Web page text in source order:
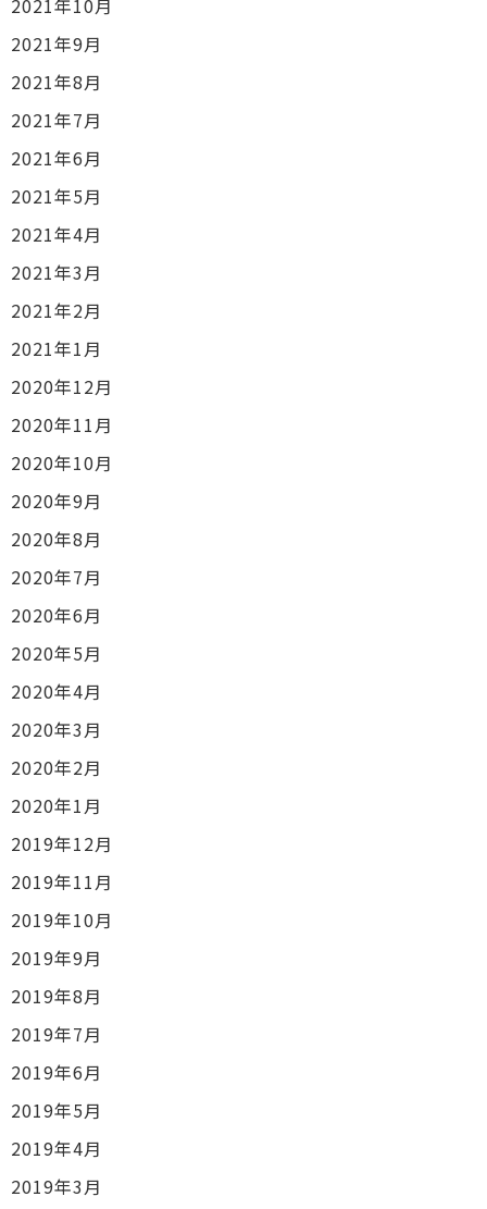
2021年9月
2021年8月
2021年7月
2021年6月
2021年5月
2021年4月
2021年3月
2021年2月
2021年1月
2020年12月
2020年11月
2020年10月
2020年9月
2020年8月
2020年7月
2020年6月
2020年5月
2020年4月
2020年3月
2020年2月
2020年1月
2019年12月
2019年11月
2019年10月
2019年9月
2019年8月
2019年7月
2019年6月
2019年5月
2019年4月
2019年3月